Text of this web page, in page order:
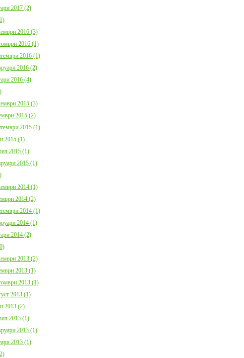
2017 (2)
2016 (3)
2016 (1)
2016 (1)
2016 (2)
2016 (4)
2015 (3)
2015 (2)
2015 (1)
2015 (1)
2015 (1)
2015 (1)
2014 (1)
2014 (2)
2014 (1)
2014 (1)
2014 (2)
2013 (2)
2013 (1)
2013 (1)
2013 (1)
2013 (2)
2013 (1)
2013 (1)
2013 (1)